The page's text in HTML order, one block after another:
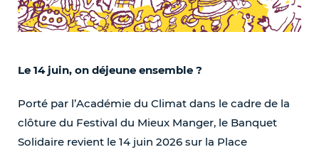
Le 14 juin, on déjeune ensemble ?
Porté par l’Académie du Climat dans le cadre de la
clôture du Festival du Mieux Manger, le Banquet
Solidaire revient le 14 juin 2026 sur la Place